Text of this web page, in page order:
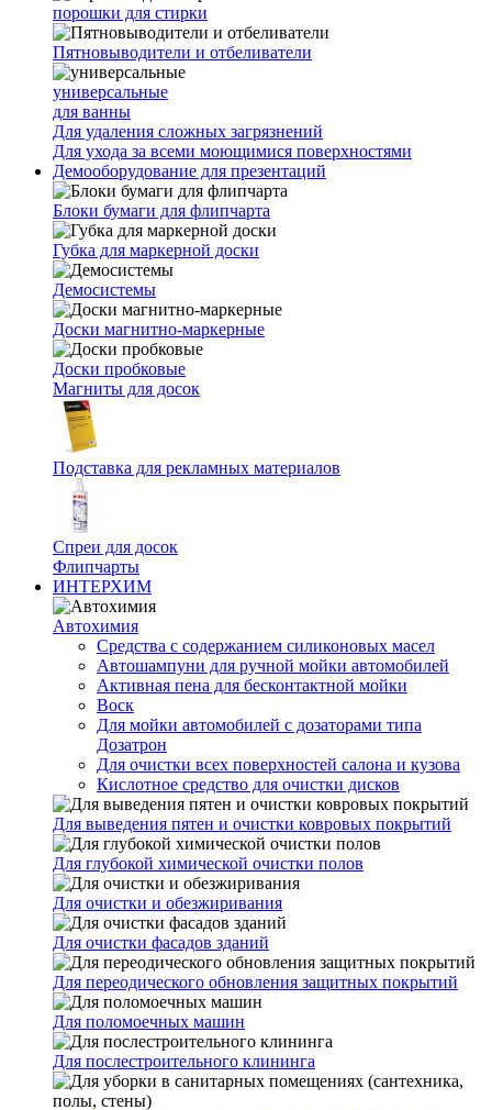
порошки для стирки
Пятновыводители и отбеливатели
универсальные
для ванны
Для удаления сложных загрязнений
Для ухода за всеми моющимися поверхностями
Демооборудование для презентаций
Блоки бумаги для флипчарта
Губка для маркерной доски
Демосистемы
Доски магнитно-маркерные
Доски пробковые
Магниты для досок
Подставка для рекламных материалов
Спреи для досок
Флипчарты
ИНТЕРХИМ
Автохимия
Cредства с содержанием силиконовых масел
Автошампуни для ручной мойки автомобилей
Активная пена для бесконтактной мойки
Воск
Для мойки автомобилей с дозаторами типа
Дозатрон
Для очистки всех поверхностей салона и кузова
Кислотное средство для очистки дисков
Для выведения пятен и очистки ковровых покрытий
Для глубокой химической очистки полов
Для очистки и обезжиривания
Для очистки фасадов зданий
Для переодического обновления защитных покрытий
Для поломоечных машин
Для послестроительного клининга